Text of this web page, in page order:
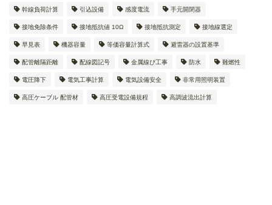
幹線負荷計算 引込設備 感度電流 手元開閉器
接地免除条件 接地抵抗値 10Ω 接地抵抗測定 接地線選定
早見表 機器容量 等価容量計算式 避雷器の設置基準
配管離隔距離 配線図記号 金属線ぴ工事 防水 難燃性
電圧降下 電気工事計算 電気設備安全 非常用照明装置
高圧ケーブル 配管材 高圧受電設備規程 高調波流出計算